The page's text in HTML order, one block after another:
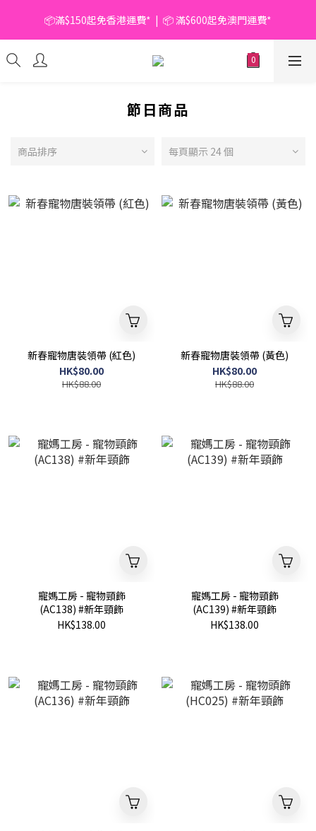
📦滿$150起免香港運費*  |  📦 滿$600起免澳門運費*
📦滿$150起免香港運費*  |  📦 滿$600起免澳門運費*
🥫 罐頭優惠 | 任選* 6件 即減 $6 |  任選* 24件 即減 $30 🥫 (按此了
解更多)
📦滿$150起免香港運費*  |  📦 滿$600起免澳門運費*
節日商品
商品排序 每頁顯示 24 個
新春寵物唐裝領帶 (紅色)
HK$80.00
HK$88.00
新春寵物唐裝領帶 (黃色)
HK$80.00
HK$88.00
寵媽工房 - 寵物頸飾
(AC138) #新年頸飾
HK$138.00
寵媽工房 - 寵物頸飾
(AC139) #新年頸飾
HK$138.00